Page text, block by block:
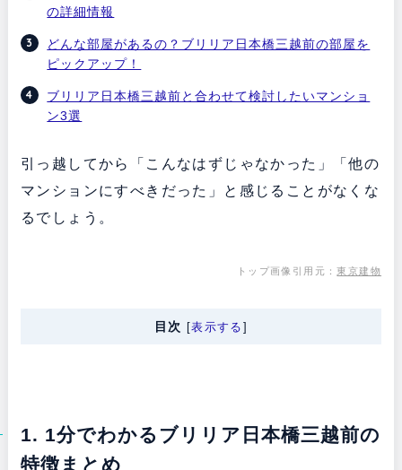
の詳細情報
どんな部屋があるの？ブリリア日本橋三越前の部屋を
ピックアップ！
ブリリア日本橋三越前と合わせて検討したいマンショ
ン3選
引っ越してから「こんなはずじゃなかった」「他の
マンションにすべきだった」と感じることがなくな
るでしょう。
トップ画像引用元：東京建物
目次 [表示する ]
1. 1分でわかるブリリア日本橋三越前の
特徴まとめ